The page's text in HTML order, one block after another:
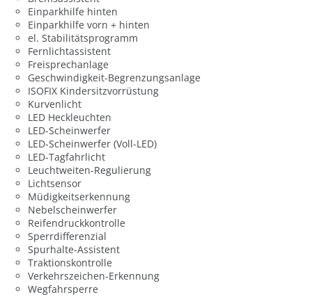
Einparkhilfe hinten
Einparkhilfe vorn + hinten
el. Stabilitätsprogramm
Fernlichtassistent
Freisprechanlage
Geschwindigkeit-Begrenzungsanlage
ISOFIX Kindersitzvorrüstung
Kurvenlicht
LED Heckleuchten
LED-Scheinwerfer
LED-Scheinwerfer (Voll-LED)
LED-Tagfahrlicht
Leuchtweiten-Regulierung
Lichtsensor
Müdigkeitserkennung
Nebelscheinwerfer
Reifendruckkontrolle
Sperrdifferenzial
Spurhalte-Assistent
Traktionskontrolle
Verkehrszeichen-Erkennung
Wegfahrsperre